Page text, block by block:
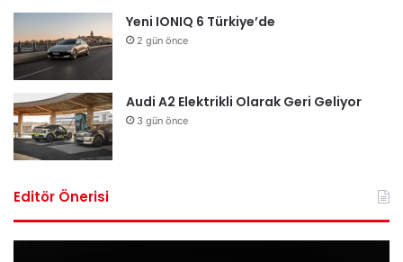
Yeni IONIQ 6 Türkiye’de
2 gün önce
Audi A2 Elektrikli Olarak Geri Geliyor
3 gün önce
Editör Önerisi